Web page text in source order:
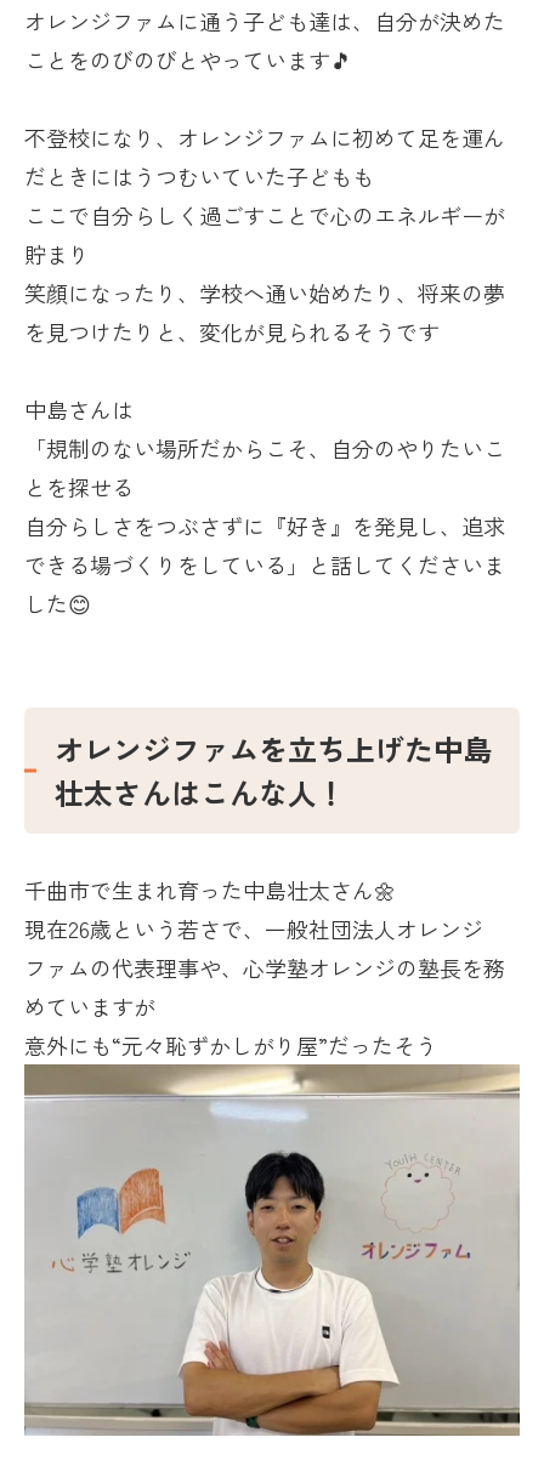
オレンジファムに通う子ども達は、自分が決めた
ことをのびのびとやっています🎵
不登校になり、オレンジファムに初めて足を運ん
だときにはうつむいていた子どもも
ここで自分らしく過ごすことで心のエネルギーが
貯まり
笑顔になったり、学校へ通い始めたり、将来の夢
を見つけたりと、変化が見られるそうです
中島さんは
「規制のない場所だからこそ、自分のやりたいこ
とを探せる
自分らしさをつぶさずに『好き』を発見し、追求
できる場づくりをしている」と話してくださいま
した😊
オレンジファムを立ち上げた中島
壮太さんはこんな人！
千曲市で生まれ育った中島壮太さん🌼
現在26歳という若さで、一般社団法人オレンジ
ファムの代表理事や、心学塾オレンジの塾長を務
めていますが
意外にも“元々恥ずかしがり屋”だったそう